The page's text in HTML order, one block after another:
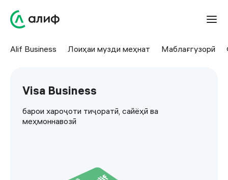
Alif Business Лоиҳаи музди меҳнат Маблағгузорӣ
Visa Business
барои хароҷоти тиҷоратӣ, сайёҳӣ ва
меҳмоннавозӣ